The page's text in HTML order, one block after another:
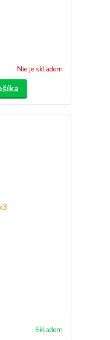
Nie je skladom
Skladom